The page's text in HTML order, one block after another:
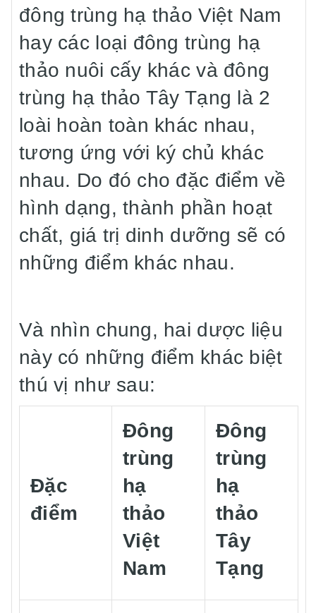
đông trùng hạ thảo Việt Nam
hay các loại đông trùng hạ
thảo nuôi cấy khác và đông
trùng hạ thảo Tây Tạng là 2
loài hoàn toàn khác nhau,
tương ứng với ký chủ khác
nhau. Do đó cho đặc điểm về
hình dạng, thành phần hoạt
chất, giá trị dinh dưỡng sẽ có
những điểm khác nhau.
Và nhìn chung, hai dược liệu
này có những điểm khác biệt
thú vị như sau:
Đặc
điểm
Đông
trùng
hạ
thảo
Việt
Nam
Đông
trùng
hạ
thảo
Tây
Tạng